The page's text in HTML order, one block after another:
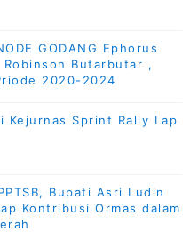
GODANG Ephorus
Robinson Butarbutar ,
2020-2024
Kejurnas Sprint Rally Lap
Bupati Asri Ludin
Kontribusi Ormas dalam